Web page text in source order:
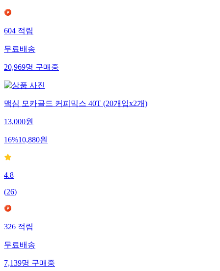
604적립
무료배송
20,969명구매중
맥심 모카골드 커피믹스 40T (20개입x2개)
13,000원
16%10,880원
4.8
(26)
326적립
무료배송
7,139명구매중